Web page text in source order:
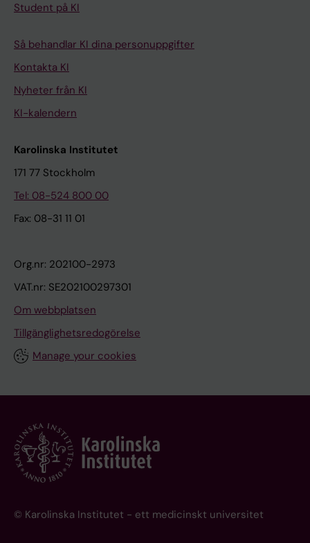
Student på KI
Så behandlar KI dina personuppgifter
Kontakta KI
Nyheter från KI
KI-kalendern
Karolinska Institutet
171 77 Stockholm
Tel: 08-524 800 00
Fax: 08-31 11 01
Org.nr: 202100-2973
VAT.nr: SE202100297301
Om webbplatsen
Tillgänglighetsredogörelse
Manage your cookies
© Karolinska Institutet - ett medicinskt universitet